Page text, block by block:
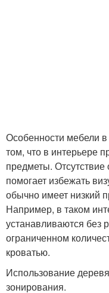
Особенности мебели
том, что в интерьере
предметы.
помогает избежать
обычно имеет низкий
Например, в таком
устанавливаются без
ограниченном
кроватью.
Использование
зонирования.